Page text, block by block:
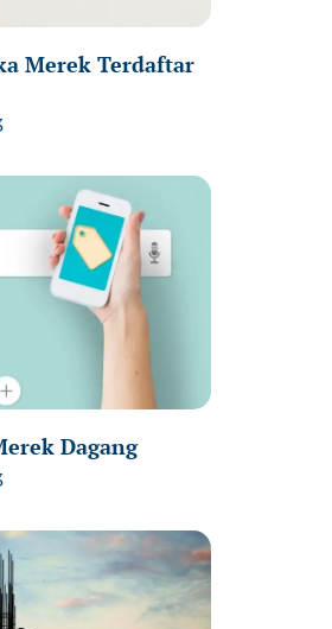
Merek Terdaftar
Dagang